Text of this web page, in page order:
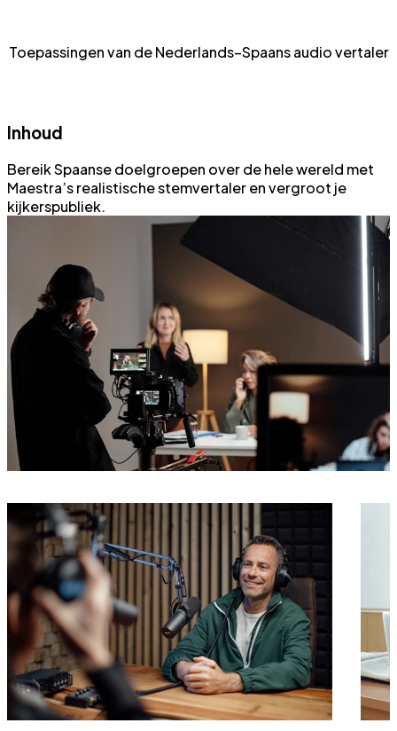
Toepassingen van de Nederlands–Spaans audio vertaler
Inhoud
Bereik Spaanse doelgroepen over de hele wereld met
Maestra’s realistische stemvertaler en vergroot je
kijkerspubliek.